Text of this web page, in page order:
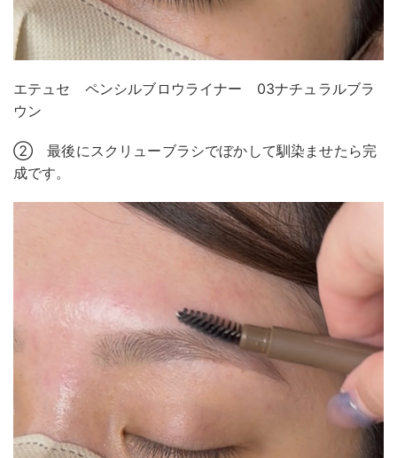
エテュセ ペンシルブロウライナー 03ナチュラルブラ
ウン
② 最後にスクリューブラシでぼかして馴染ませたら完
成です。